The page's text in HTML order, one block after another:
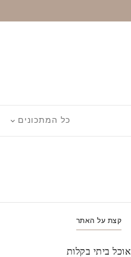
כל המתכונים
קצת על האתר
אוכל ביתי בקלות